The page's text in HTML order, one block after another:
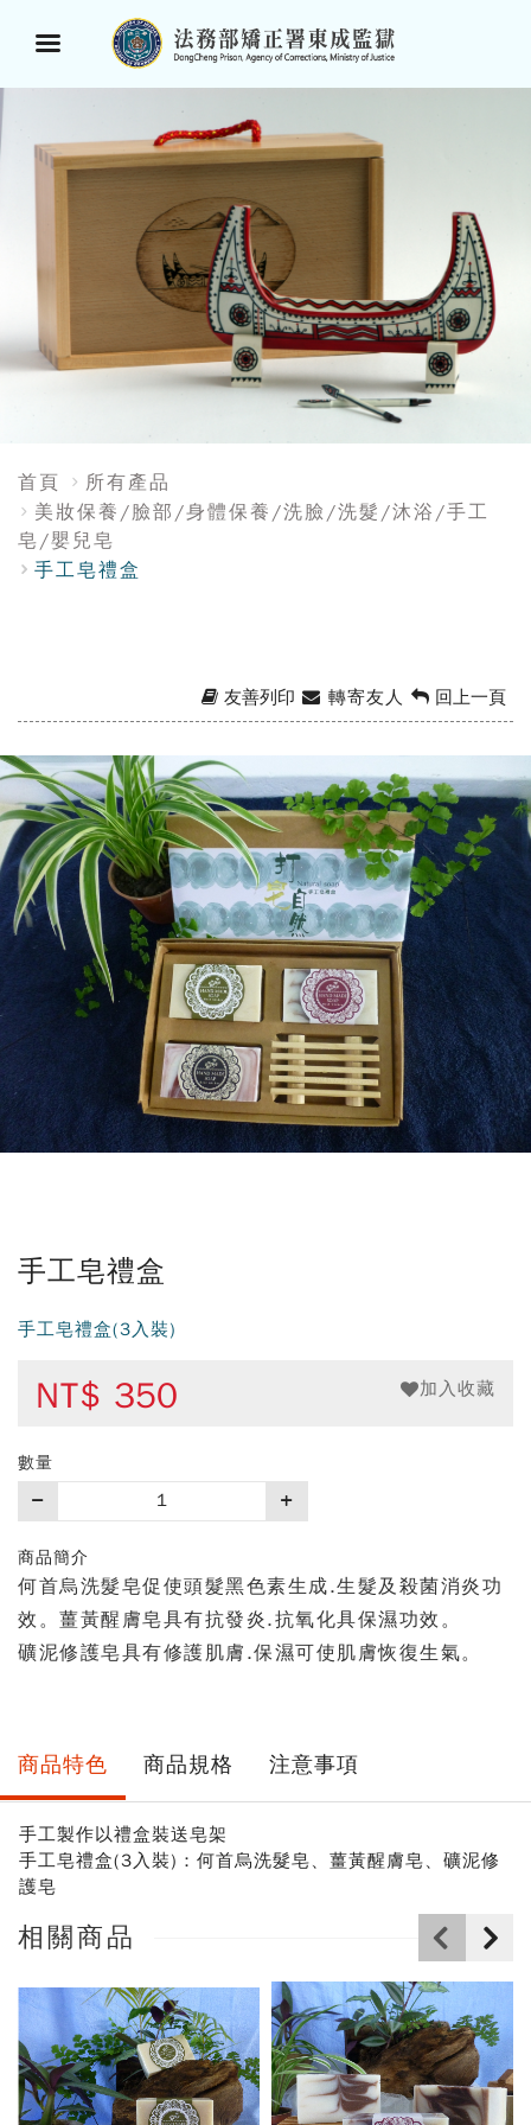
選
單
按
首頁
所有產品
美妝保養/臉部/身體保養/洗臉/洗髮/沐浴/手工
皂/嬰兒皂
手工皂禮盒
友善列印 轉寄友人 回上一頁
手工皂禮盒
手工皂禮盒(3入裝)
NT$ 350 加入收藏
數量
買
數
量
商品簡介
何首烏洗髮皂促使頭髮黑色素生成.生髮及殺菌消炎功
效。薑黃醒膚皂具有抗發炎.抗氧化具保濕功效。
礦泥修護皂具有修護肌膚.保濕可使肌膚恢復生氣。
商品特色 商品規格 注意事項
手工製作以禮盒裝送皂架
手工皂禮盒(3入裝)：何首烏洗髮皂、薑黃醒膚皂、礦泥修
護皂
相關商品